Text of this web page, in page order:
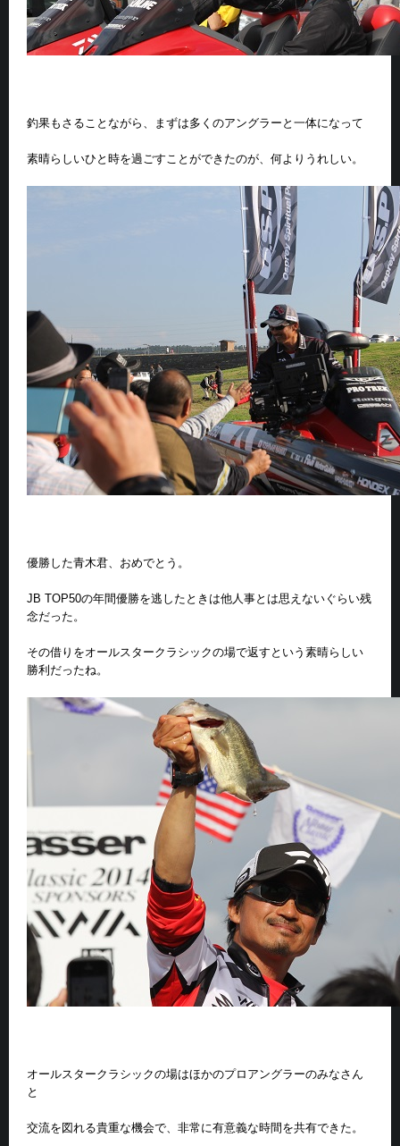
釣果もさることながら、まずは多くのアングラーと一体になって
素晴らしいひと時を過ごすことができたのが、何よりうれしい。
優勝した青木君、おめでとう。
JB TOP50の年間優勝を逃したときは他人事とは思えないぐらい残
念だった。
その借りをオールスタークラシックの場で返すという素晴らしい
勝利だったね。
オールスタークラシックの場はほかのプロアングラーのみなさん
と
交流を図れる貴重な機会で、非常に有意義な時間を共有できた。